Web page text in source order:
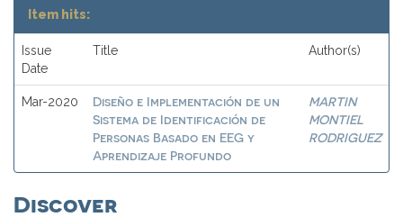
Item hits:
Issue
Date
Title Author(s)
Mar-2020
Diseño e Implementación de un
Sistema de Identificación de
Personas Basado en EEG y
Aprendizaje Profundo
MARTIN
MONTIEL
RODRIGUEZ
Discover